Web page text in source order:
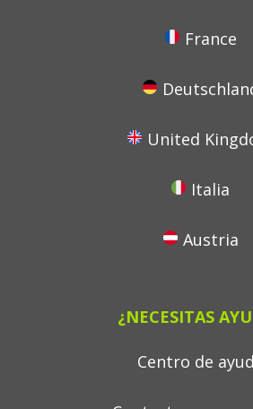
France
United
Italia
Austria
¿NECESITAS
Centro de